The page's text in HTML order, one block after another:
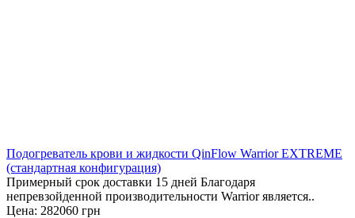
Подогреватель крови и жидкости QinFlow Warrior EXTREME
(стандартная конфигурация)
Примерный срок доставки 15 дней Благодаря
непревзойденной производительности Warrior является..
Цена: 282060 грн